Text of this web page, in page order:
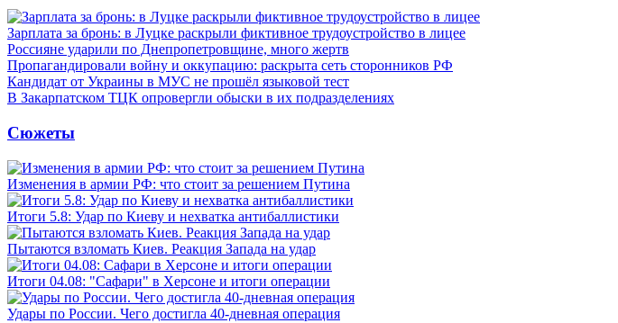
Зарплата за бронь: в Луцке раскрыли фиктивное трудоустройство в лицее
Россияне ударили по Днепропетровщине, много жертв
Пропагандировали войну и оккупацию: раскрыта сеть сторонников РФ
Кандидат от Украины в МУС не прошёл языковой тест
В Закарпатском ТЦК опровергли обыски в их подразделениях
Сюжеты
Изменения в армии РФ: что стоит за решением Путина
Итоги 5.8: Удар по Киеву и нехватка антибаллистики
Пытаются взломать Киев. Реакция Запада на удар
Итоги 04.08: "Сафари" в Херсоне и итоги операции
Удары по России. Чего достигла 40-дневная операция